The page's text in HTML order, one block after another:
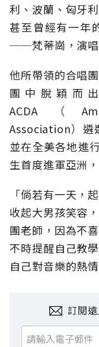
利、波蘭、匈牙
甚至曾經有一年
──梵蒂崗，演唱
他所帶領的合唱
團中脫穎而
ACDA（
Association）遴
並在全美各地進
生首度進軍亞洲
「倘若有一天，
收起大男孩笑容
團老師，因為不
不時提醒自己教
自己對音樂的熱情
訂閱